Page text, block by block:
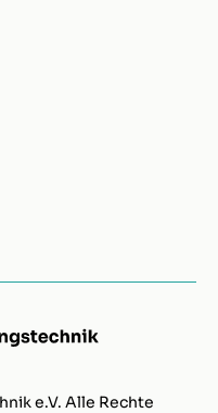
e.V. Alle Rechte